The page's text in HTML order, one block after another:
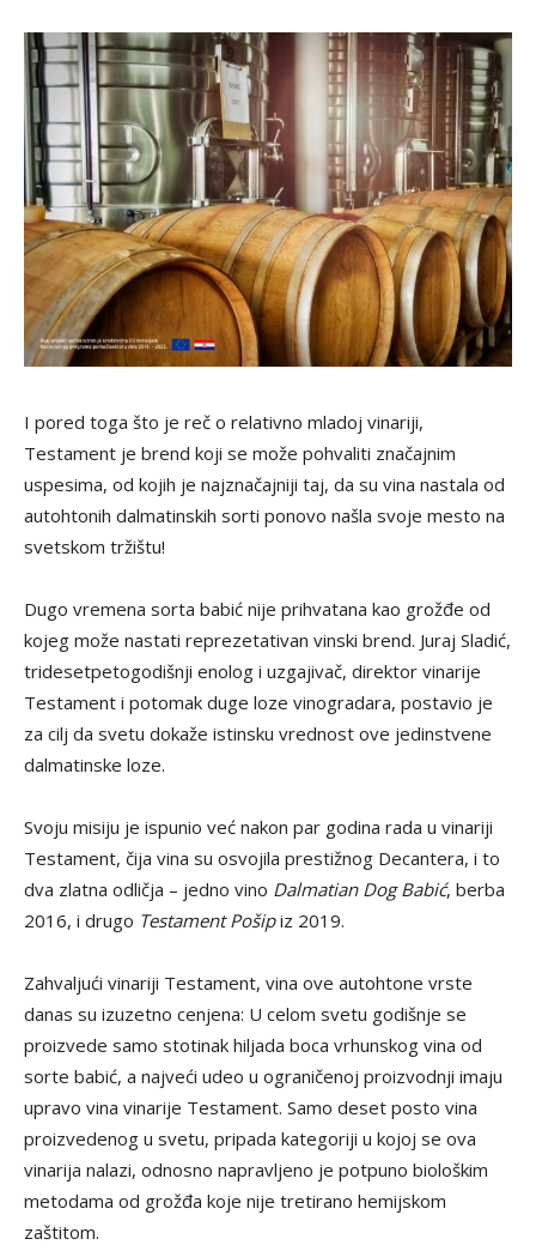
I pored toga što je reč o relativno mladoj vinariji,
Testament je brend koji se može pohvaliti značajnim
uspesima, od kojih je najznačajniji taj, da su vina nastala od
autohtonih dalmatinskih sorti ponovo našla svoje mesto na
svetskom tržištu!
Dugo vremena sorta babić nije prihvatana kao grožđe od
kojeg može nastati reprezetativan vinski brend. Juraj Sladić,
tridesetpetogodišnji enolog i uzgajivač, direktor vinarije
Testament i potomak duge loze vinogradara, postavio je
za cilj da svetu dokaže istinsku vrednost ove jedinstvene
dalmatinske loze.
Svoju misiju je ispunio već nakon par godina rada u vinariji
Testament, čija vina su osvojila prestižnog Decantera, i to
dva zlatna odličja – jedno vino Dalmatian Dog Babić, berba
2016, i drugo Testament Pošipiz 2019.
Zahvaljući vinariji Testament, vina ove autohtone vrste
danas su izuzetno cenjena: U celom svetu godišnje se
proizvede samo stotinak hiljada boca vrhunskog vina od
sorte babić, a najveći udeo u ograničenoj proizvodnji imaju
upravo vina vinarije Testament. Samo deset posto vina
proizvedenog u svetu, pripada kategoriji u kojoj se ova
vinarija nalazi, odnosno napravljeno je potpuno biološkim
metodama od grožđa koje nije tretirano hemijskom
zaštitom.